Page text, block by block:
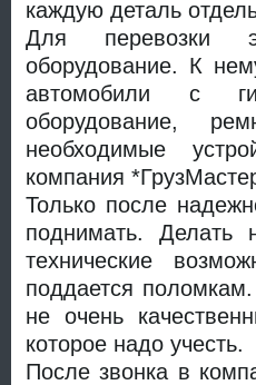
каждую деталь
Для перевозки
оборудование. К
автомобили с
оборудование,
необходимые
компания
Только после
поднимать. Делать
технические
поддается
не очень
которое надо учесть.
После звонка в